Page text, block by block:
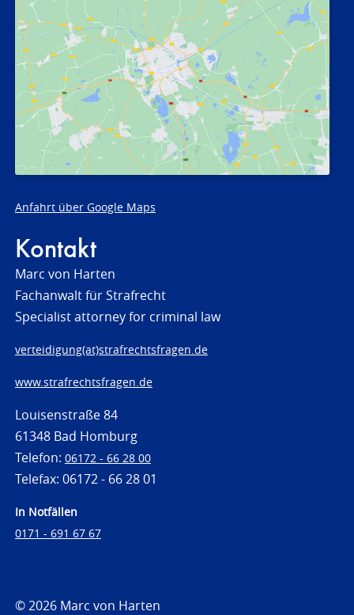
Anfahrt über Google Maps
Kontakt
Marc von Harten
Fachanwalt für Strafrecht
Specialist attorney for criminal law
verteidigung(at)strafrechtsfragen.de
www.strafrechtsfragen.de
Louisenstraße 84
61348 Bad Homburg
Telefon: 06172 - 66 28 00
Telefax: 06172 - 66 28 01
In Notfällen
0171 - 691 67 67
© 2026 Marc von Harten